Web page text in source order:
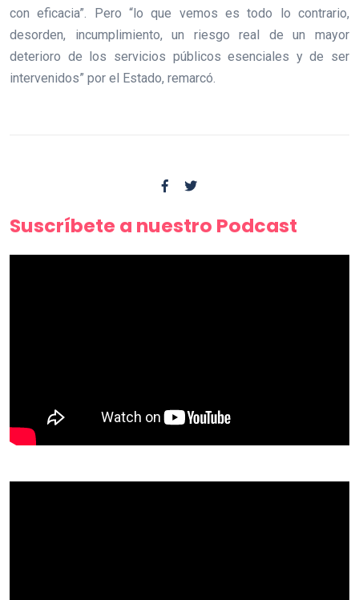
con eficacia”. Pero “lo que vemos es todo lo contrario,
desorden, incumplimiento, un riesgo real de un mayor
deterioro de los servicios públicos esenciales y de ser
intervenidos” por el Estado, remarcó.
Suscríbete a nuestro Podcast